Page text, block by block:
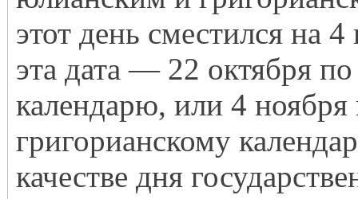
этот день сместился на
эта дата — 22 октября
календарю, или 4 ноября
григорианскому
качестве дня